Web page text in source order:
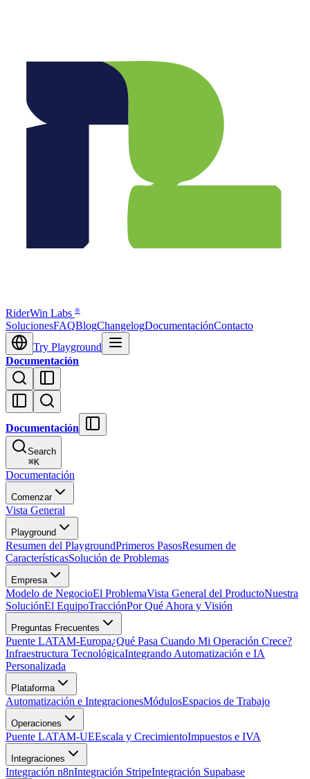
RiderWin Labs ®
SolucionesFAQBlogChangelogDocumentaciónContacto
Try Playground
Documentación
Documentación
Search
⌘K
Documentación
Comenzar
Vista General
Playground
Resumen del PlaygroundPrimeros PasosResumen de
CaracterísticasSolución de Problemas
Empresa
Modelo de NegocioEl ProblemaVista General del ProductoNuestra
SoluciónEl EquipoTracciónPor Qué Ahora y Visión
Preguntas Frecuentes
Puente LATAM-Europa¿Qué Pasa Cuando Mi Operación Crece?
Infraestructura TecnológicaIntegrando Automatización e IA
Personalizada
Plataforma
Automatización e IntegracionesMódulosEspacios de Trabajo
Operaciones
Puente LATAM-UEEscala y CrecimientoImpuestos e IVA
Integraciones
Integración n8nIntegración StripeIntegración Supabase